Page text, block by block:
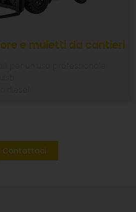
e muletti da cantieri
Contattaci